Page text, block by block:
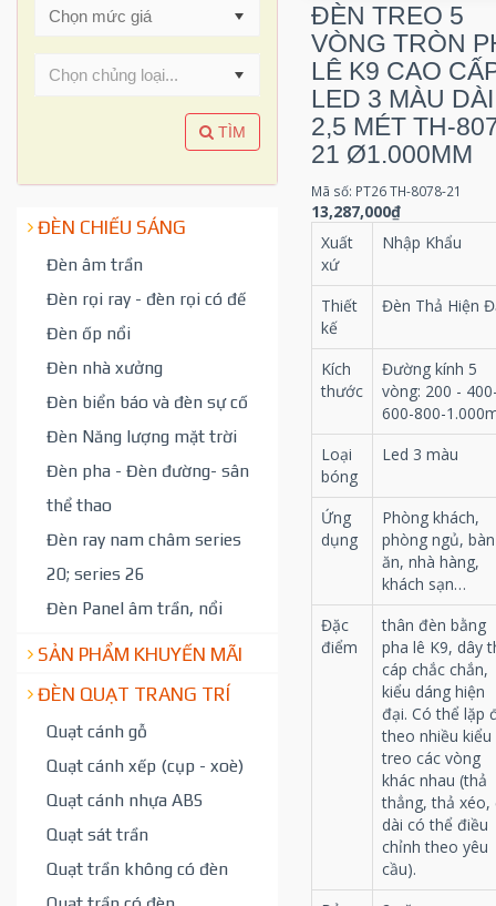
Chọn chủng loại...
TÌM
ĐÈN CHIẾU SÁNG
Đèn âm trần
Đèn rọi ray - đèn rọi có đế
Đèn ốp nổi
Đèn nhà xưởng
Đèn biển báo và đèn sự cố
Đèn Năng lượng mặt trời
Đèn pha - Đèn đường- sân
thể thao
Đèn ray nam châm series
20; series 26
Đèn Panel âm trần, nổi
SẢN PHẨM KHUYẾN MÃI
ĐÈN QUẠT TRANG TRÍ
Quạt cánh gỗ
Quạt cánh xếp (cụp - xoè)
Quạt cánh nhựa ABS
Quạt sát trần
Quạt trần không có đèn
ĐÈN TREO 5
VÒNG TRÒN
LÊ K9 CAO
LED 3 MÀU DÀI
2,5 MÉT TH-
21 Ø1.000MM
Mã số: PT26 TH-8078-21
13,287,000₫
Xuất
xứ
Nhập Khẩu
Thiết
kế
Đèn Thả Hiện
Kích
thước
Đường kính 5
vòng: 200 -
600-800-
Loại
bóng
Led 3 màu
Ứng
dụng
Phòng khách,
phòng ngủ, bàn
ăn, nhà hàng,
khách sạn…
Đặc
điểm
thân đèn bằng
pha lê K9, dây
cáp chắc chắn,
kiểu dáng hiện
đại. Có thể lặp
theo nhiều kiểu
treo các vòng
khác nhau (thả
thẳng, thả xéo,
dài có thể điều
chỉnh theo yêu
cầu).